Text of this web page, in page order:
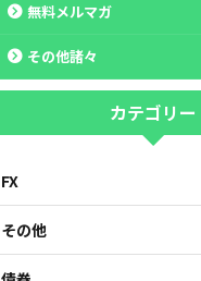
無料メルマガ
その他諸々
カテゴリー
FX
その他